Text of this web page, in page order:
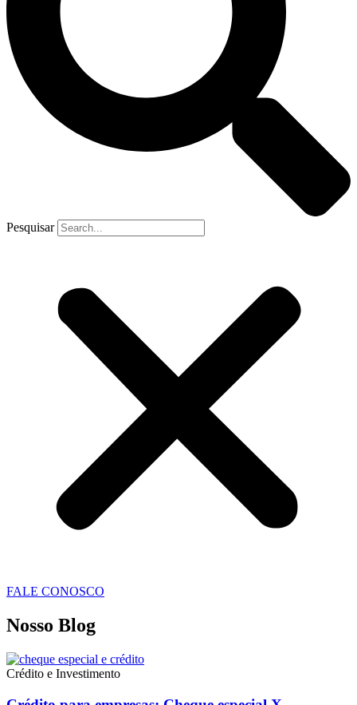
Pesquisar
FALE CONOSCO
Nosso Blog
Crédito e Investimento